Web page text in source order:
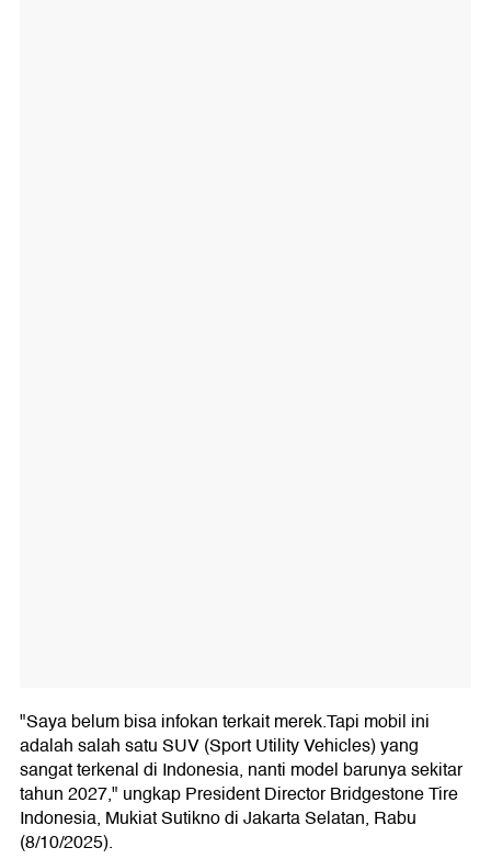
"Saya belum bisa infokan terkait merek.Tapi mobil ini
adalah salah satu SUV (Sport Utility Vehicles) yang
sangat terkenal di Indonesia, nanti model barunya sekitar
tahun 2027," ungkap President Director Bridgestone Tire
Indonesia, Mukiat Sutikno di Jakarta Selatan, Rabu
(8/10/2025).